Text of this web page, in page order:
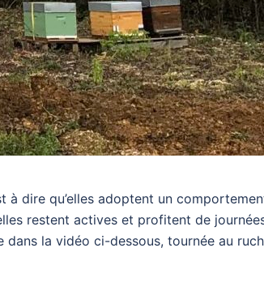
à dire qu’elles adoptent un
restent actives et profitent de
dans la vidéo ci-dessous, tournée au